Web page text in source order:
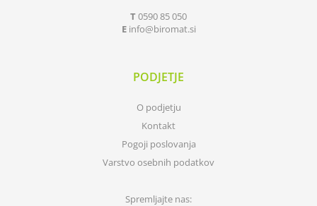
T0590 85 050
E info biromat.si
PODJETJE
O podjetju
Kontakt
Pogoji poslovanja
Varstvo osebnih podatkov
Spremljajte nas: